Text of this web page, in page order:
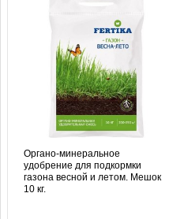
Органо-минеральное
удобрение для подкормки
газона весной и летом. Мешок
10 кг.